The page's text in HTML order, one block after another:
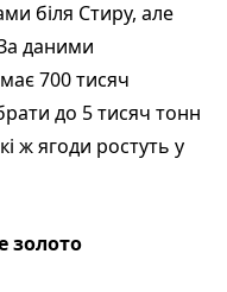
біля Стиру, але
даними
700 тисяч
до 5 тисяч тонн
ж ягоди ростуть у
золото